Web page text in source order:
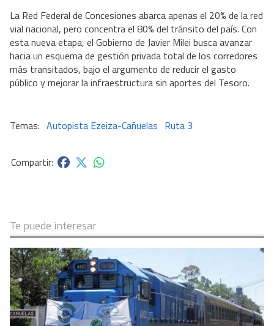
La Red Federal de Concesiones abarca apenas el 20% de la red
vial nacional, pero concentra el 80% del tránsito del país. Con
esta nueva etapa, el Gobierno de Javier Milei busca avanzar
hacia un esquema de gestión privada total de los corredores
más transitados, bajo el argumento de reducir el gasto
público y mejorar la infraestructura sin aportes del Tesoro.
Autopista Ezeiza-Cañuelas Ruta 3
Te puede interesar